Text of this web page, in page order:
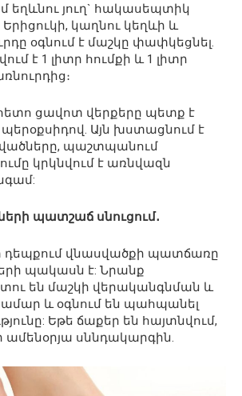
եղևնու յուղ` հակասեպտիկ
կաղնու կեղևի և
օգնում է մաշկը փափկեցնել.
է 1 լիտր հումքի և 1 լիտր
ցավոտ վերքերը պետք է
պերօքսիդով. Այն խստացնում է
պաշտպանում
կրկնվում է առնվազն
պատշաճ սնուցում․
դեպքում վնասվածքի պատճառը
պակասն է: Նրանք
են մաշկի վերականգնման և
և օգնում են պահպանել
Եթե ​​ճաքեր են հայտնվում,
ամենօրյա սննդակարգին.